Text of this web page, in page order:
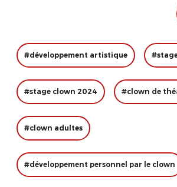
#développement artistique
#stage clown 2024 #clown de
#clown adultes
#développement personnel par le clown